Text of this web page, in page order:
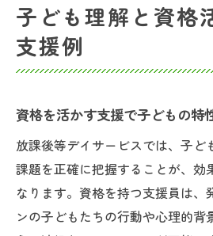
子ども理解と資格
支援例
資格を活かす支援で子どもの特
放課後等デイサービスでは、子ど
課題を正確に把握することが、効
なります。資格を持つ支援員は、
ンの子どもたちの行動や心理的背